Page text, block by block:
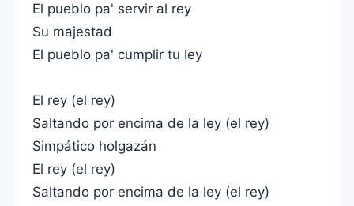
El pueblo pa' servir al rey
Su majestad
El pueblo pa' cumplir tu ley
El rey (el rey)
Saltando por encima de la ley (el rey)
Simpático holgazán
El rey (el rey)
Saltando por encima de la ley (el rey)